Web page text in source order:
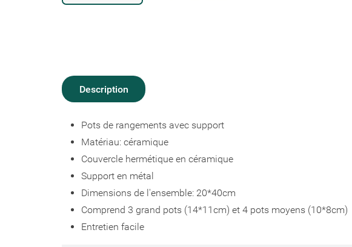
Description
Pots de rangements avec support
Matériau: céramique
Couvercle hermétique en céramique
Support en métal
Dimensions de l'ensemble: 20*40cm
Comprend 3 grand pots (14*11cm) et 4 pots moyens (10*8cm)
Entretien facile